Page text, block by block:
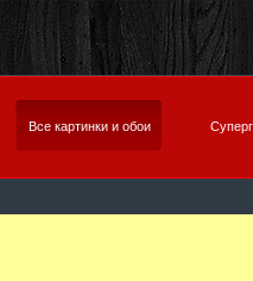
Все картинки и обои